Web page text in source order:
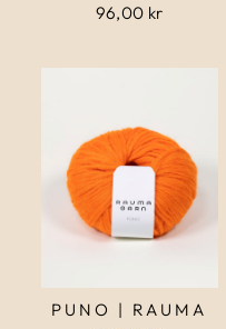
96,00 kr
PUNO | RAUMA